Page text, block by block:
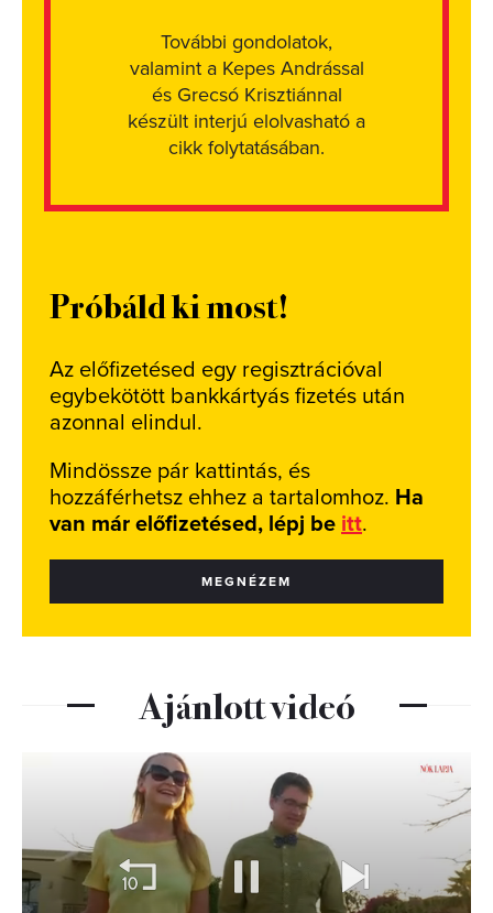
További gondolatok,
valamint a Kepes Andrással
és Grecsó Krisztiánnal
készült interjú elolvasható a
cikk folytatásában.
Próbáld ki most!
Az előfizetésed egy regisztrációval
egybekötött bankkártyás fizetés után
azonnal elindul.
Mindössze pár kattintás, és
hozzáférhetsz ehhez a tartalomhoz. Ha
van már előfizetésed, lépj be itt.
MEGNÉZEM
Ajánlott videó